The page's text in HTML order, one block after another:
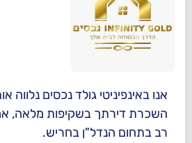
גולד נכסים נלווה אותך במכירת/
מלאה, אמינות מתוך ניסיון
בחריש.